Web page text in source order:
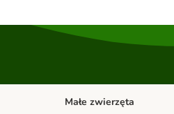
kategorii: PsyOtwórz menu kategorii: Koty
Małe zwierzęta